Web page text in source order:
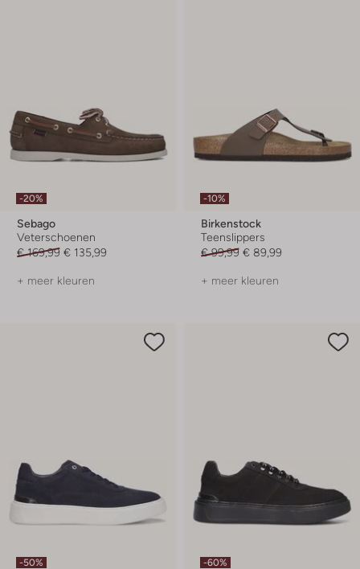
-20%
Sebago
Veterschoenen
€ 169,99 € 135,99
+ meer kleuren
-10%
Birkenstock
Teenslippers
€ 99,99 € 89,99
+ meer kleuren
-50% -60%